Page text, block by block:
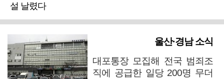
설 날렸다
울산·경남 소식
대포통장 모집해 전국 범죄조
직에 공급한 일당 200명 무더